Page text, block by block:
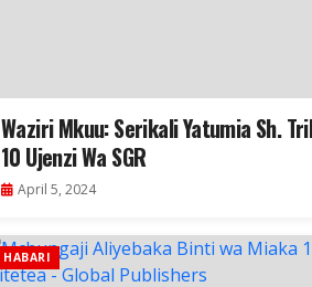
Waziri Mkuu: Serikali Yatumia Sh.
10 Ujenzi Wa SGR
April 5, 2024
HABARI